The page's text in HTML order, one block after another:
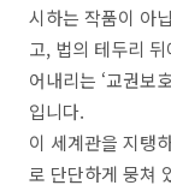
시하는 작품이 아
고, 법의 테두리
어내리는 ‘교권보
입니다.
이 세계관을 지탱
로 단단하게 뭉쳐